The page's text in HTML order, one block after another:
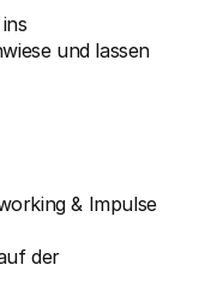
und lassen
Ab 13:30 Uhr: Get-together, Networking & Impulse
der
für